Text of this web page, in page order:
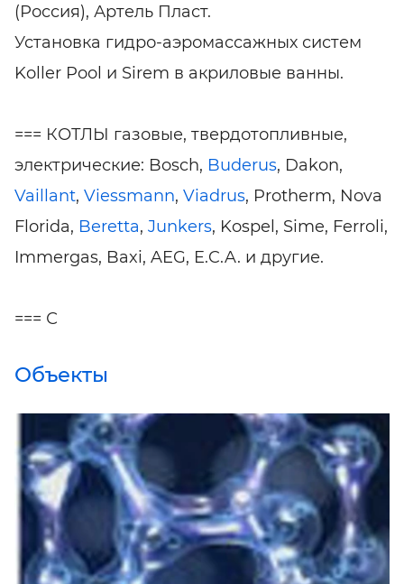
(Россия), Артель Пласт.
Установка гидро-аэромассажных систем
Koller Pool и Sirem в акриловые ванны.
=== КОТЛЫ газовые, твердотопливные,
электрические: Bosch, Buderus, Dakon,
Vaillant, Viessmann, Viadrus, Protherm, Nova
Florida, Beretta, Junkers, Kospel, Sime, Ferroli,
Immergas, Baxi, AEG, E.C.A. и другие.
=== С
Объекты